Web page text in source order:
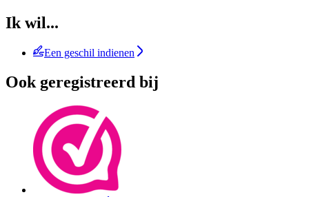
Ik wil...
Een geschil indienen
Ook geregistreerd bij